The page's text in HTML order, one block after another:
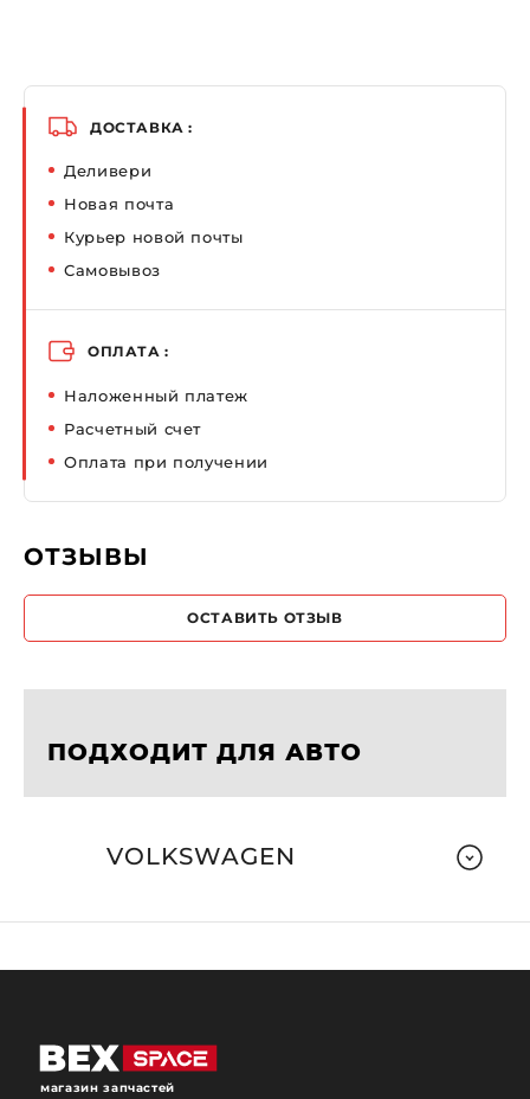
ДОСТАВКА :
Деливери
Новая почта
Курьер новой почты
Самовывоз
ОПЛАТА :
Наложенный платеж
Расчетный счет
Оплата при получении
ОТЗЫВЫ
ОСТАВИТЬ ОТЗЫВ
ПОДХОДИТ ДЛЯ АВТО
VOLKSWAGEN
магазин запчастей